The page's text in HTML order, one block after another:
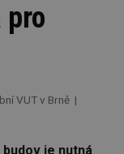
pro
VUT v Brně
je nutná